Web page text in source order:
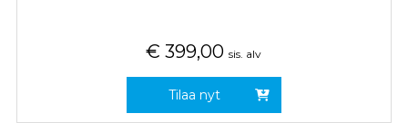
€ 399,00 sis. alv
Tilaa nyt